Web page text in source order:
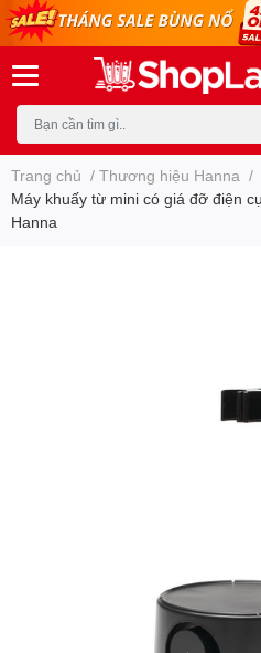
Trang chủ / Thương hiệu Hanna /
Máy khuấy từ mini có giá đỡ điện
Hanna